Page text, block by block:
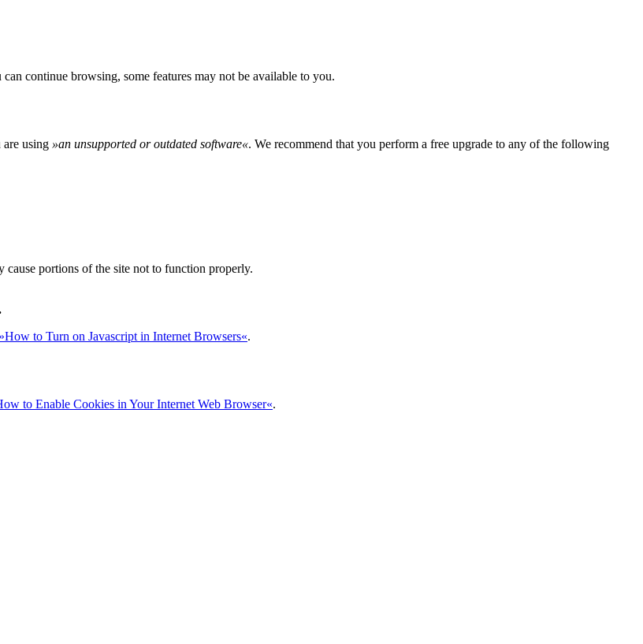
continue browsing, some features may not be available to you.
are using »an unsupported or outdated software«. We recommend that you perform a free upgrade to any of the following
portions of the site not to function properly.
to Turn on Javascript in Internet Browsers«.
to Enable Cookies in Your Internet Web Browser«.